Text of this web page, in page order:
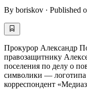
By boriskov · Published
Прокурор Александр
правозащитнику
поселения по делу о
символики — логотипа
корреспондент